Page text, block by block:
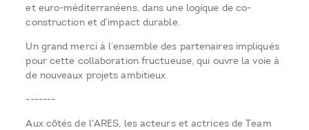
et euro-méditerranéens, dans une logique de co-
construction et d’impact durable.
Un grand merci à l’ensemble des partenaires impliqués
pour cette collaboration fructueuse, qui ouvre la voie à
de nouveaux projets ambitieux.
-------
Aux côtés de l'ARES, les acteurs et actrices de Team